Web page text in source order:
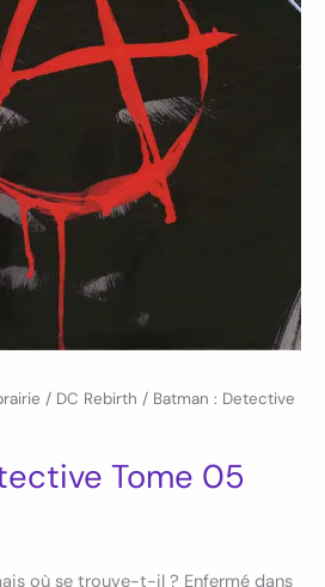
/ DC Rebirth / Batman : Detective
Tome 05
où se trouve-t-il ? Enfermé dans